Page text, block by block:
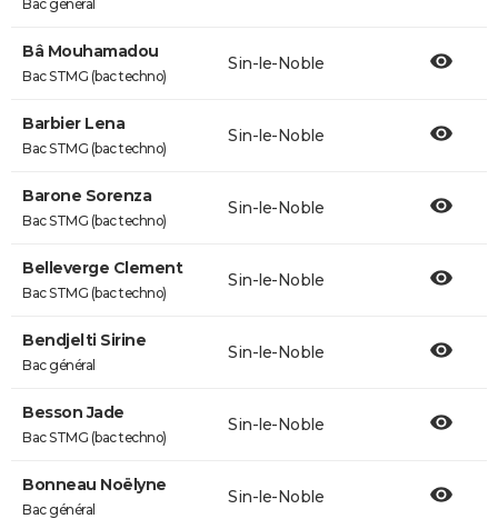
Bac général
Bâ Mouhamadou
Bac STMG (bac techno)
Sin-le-Noble
Barbier Lena
Bac STMG (bac techno)
Sin-le-Noble
Barone Sorenza
Bac STMG (bac techno)
Sin-le-Noble
Belleverge Clement
Bac STMG (bac techno)
Sin-le-Noble
Bendjelti Sirine
Bac général
Sin-le-Noble
Besson Jade
Bac STMG (bac techno)
Sin-le-Noble
Bonneau Noëlyne
Bac général
Sin-le-Noble